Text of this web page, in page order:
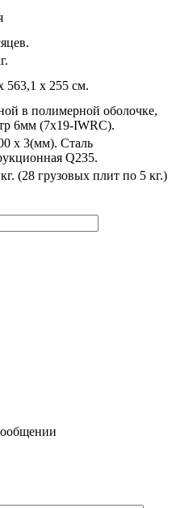
563,1 х 255 см.
в полимерной оболочке,
6мм (7x19-IWRC).
х 3(мм). Сталь
Q235.
(28 грузовых плит по 5 кг.)